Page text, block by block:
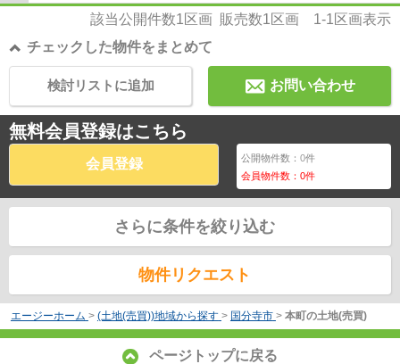
一括購入可能１４，４９６万円
該当公開件数1区画 販売数1区画 1-1区画表示
チェックした物件をまとめて
お問い合わせ
検討リストに追加
無料会員登録はこちら
会員登録 公開物件数：0件
会員物件数：0件
さらに条件を絞り込む
物件リクエスト
エージーホーム > (土地(売買))地域から探す > 国分寺市 > 本町の土地(売買)
ページトップに戻る